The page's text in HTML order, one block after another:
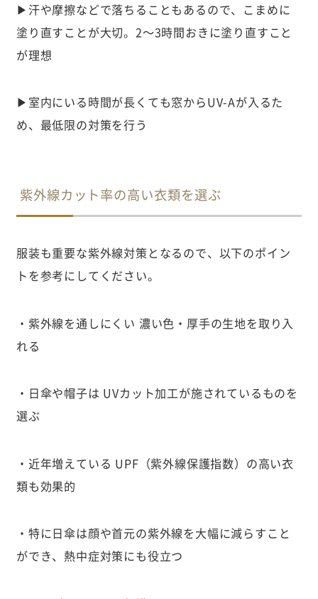
▶︎汗や摩擦などで落ちることもあるので、こまめに
塗り直すことが大切。2〜3時間おきに塗り直すこと
が理想
▶︎室内にいる時間が長くても窓からUV-Aが入るた
め、最低限の対策を行う
紫外線カット率の高い衣類を選ぶ
服装も重要な紫外線対策となるので、以下のポイン
トを参考にしてください。
・紫外線を通しにくい 濃い色・厚手の生地を取り入
れる
・日傘や帽子は UVカット加工が施されているものを
選ぶ
・近年増えている UPF（紫外線保護指数）の高い衣
類も効果的
・特に日傘は顔や首元の紫外線を大幅に減らすこと
ができ、熱中症対策にも役立つ